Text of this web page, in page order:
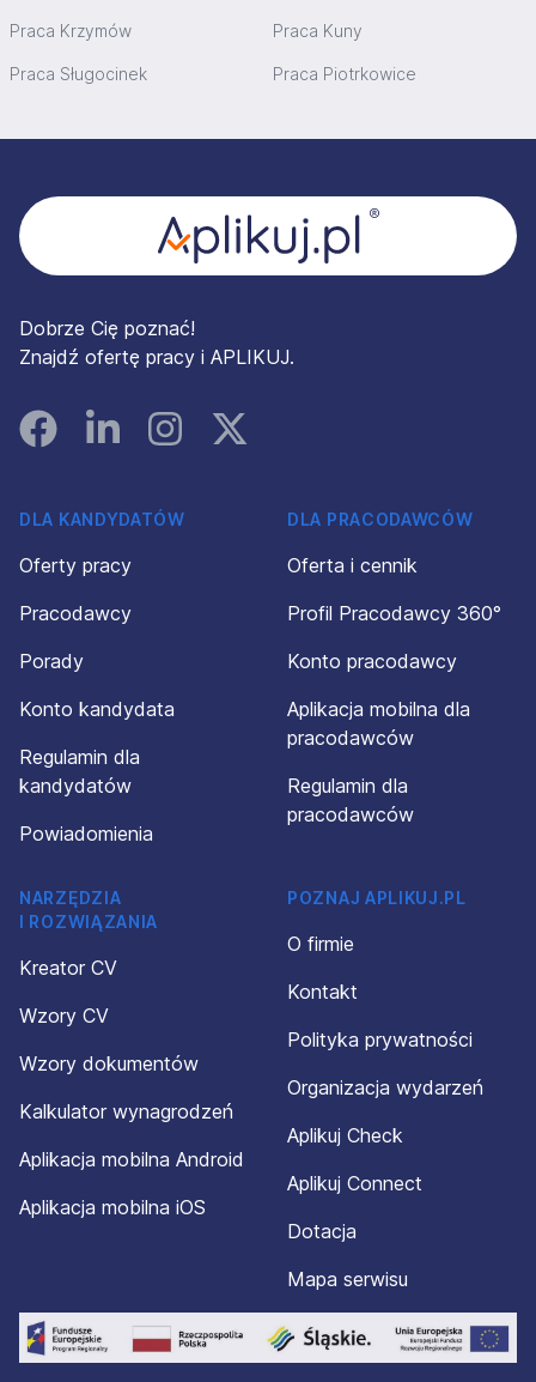
Praca Krzymów Praca Kuny
Praca Sługocinek Praca Piotrkowice
Dobrze Cię poznać!
Znajdź ofertę pracy i APLIKUJ.
FacebookLinked InInstagramInstagram
DLA KANDYDATÓW
Oferty pracy
Pracodawcy
Porady
Konto kandydata
Regulamin dla
kandydatów
Powiadomienia
DLA PRACODAWCÓW
Oferta i cennik
Profil Pracodawcy 360°
Konto pracodawcy
Aplikacja mobilna dla
pracodawców
Regulamin dla
pracodawców
NARZĘDZIA
I ROZWIĄZANIA
Kreator CV
Wzory CV
Wzory dokumentów
Kalkulator wynagrodzeń
Aplikacja mobilna Android
Aplikacja mobilna iOS
POZNAJ APLIKUJ.PL
O firmie
Kontakt
Polityka prywatności
Organizacja wydarzeń
Aplikuj Check
Aplikuj Connect
Dotacja
Mapa serwisu